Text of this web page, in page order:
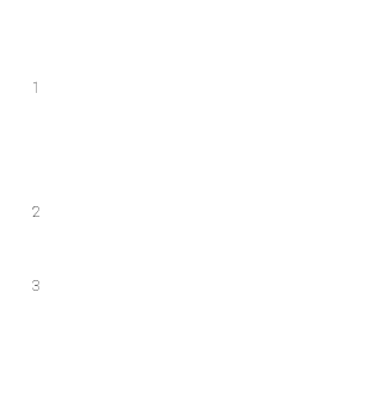
1
2
3